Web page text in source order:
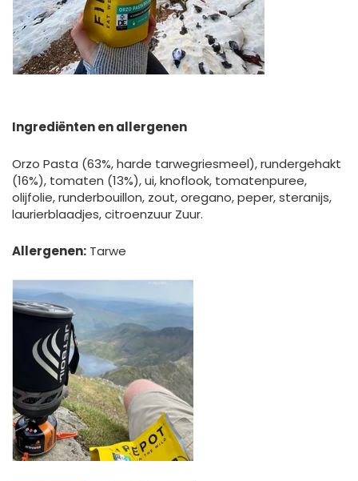
Ingrediënten en allergenen
Orzo Pasta (63%, harde tarwegriesmeel), rundergehakt
(16%), tomaten (13%), ui, knoflook, tomatenpuree,
olijfolie, runderbouillon, zout, oregano, peper, steranijs,
laurierblaadjes, citroenzuur Zuur.
Allergenen: Tarwe